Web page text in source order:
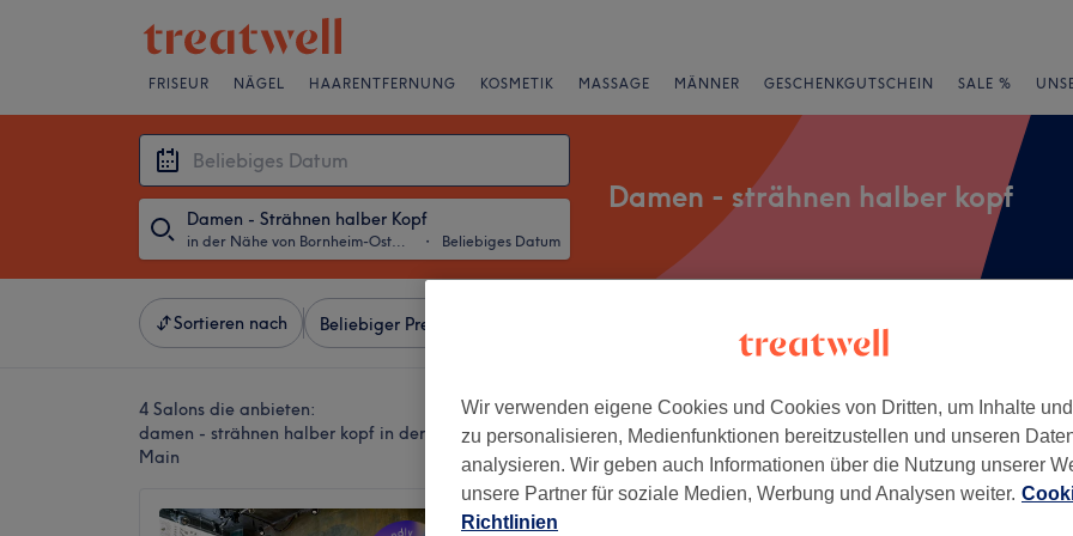
FRISEUR NÄGEL HAARENTFERNUNG KOSMETIK MASSAGE MÄNNER GESCHENKGUTSCHEIN SALE %
Damen - Strähnen halber Kopf
in der Nähe von Bornheim-Ostend, Frankfurt am Main ・ Beliebiges Datum
Damen - strähnen halber kopf
Sortieren nach Beliebiger Preis Expressangebote
4 Salons die anbieten:
damen - strähnen halber kopf in der Nähe von Bornheim-Ostend, Frankfurt am
Main
Frisöre
Wir verwenden eigene Cookies und Cookies von Dritten, um Inhalte
zu personalisieren, Medienfunktionen bereitzustellen und unseren
analysieren. Wir geben auch Informationen über die Nutzung unserer
unsere Partner für soziale Medien, Werbung und Analysen weiter.
Richtlinien